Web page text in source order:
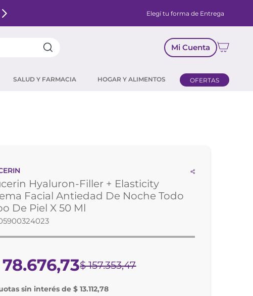
Elegí tu forma de Entrega
Mi Cuenta
SALUD Y FARMACIA HOGAR Y ALIMENTOS OFERTAS
Hyaluron-Filler + Elasticity
Facial Antiedad De Noche Todo
De Piel X 50 Ml
78.676,73$ 157.353,47
sin interés de $ 13.112,78